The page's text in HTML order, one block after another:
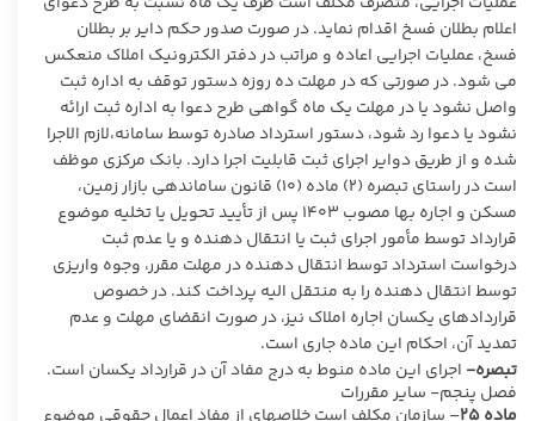
اعلام بطلان فسخ اقدام نماید. در صورت صدور حکم دایر بر بطلان
فسخ، عملیات اجرایی اعاده و مراتب در دفتر الکترونیک املاک منعکس
می شود. در صورتی که در مهلت ده روزه دستور توقف به اداره ثبت
واصل نشود یا در مهلت یک ماه گواهی طرح دعوا به اداره ثبت ارائه
نشود یا دعوا رد شود، دستور استرداد صادره توسط سامانه،لازم الاجرا
شده و از طریق دوایر اجرای ثبت قابلیت اجرا دارد. بانک مرکزی موظف
است در راستای تبصره (۲) ماده (۱۰) قانون ساماندهی بازار زمین،
مسکن و اجاره بها مصوب ۱۴۰۳ پس از تأیید تحویل یا تخلیه موضوع
قرارداد توسط مأمور اجرای ثبت یا انتقال دهنده و یا عدم ثبت
درخواست استرداد توسط انتقال دهنده در مهلت مقرر، وجوه واریزی
توسط انتقال دهنده را به منتقل الیه پرداخت کند. در خصوص
قراردادهای یکسان اجاره املاک نیز، در صورت انقضای مهلت و عدم
تمدید آن، احکام این ماده جاری است.
تبصره- اجرای این ماده منوط به درج مفاد آن در قرارداد یکسان است.
فصل پنجم- سایر مقررات
ماده۲۵– سازمان مکلف است خلاصهای از مفاد اعمال حقوقی موضوع